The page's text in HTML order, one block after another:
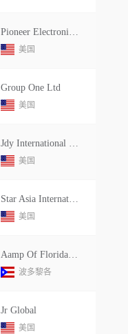
Pioneer Electronics (usa) Inc
美国
Group One Ltd
美国
Jdy International Inc
美国
Star Asia International Inc.
美国
Aamp Of Florida,inc
波多黎各
Jr Global
美国